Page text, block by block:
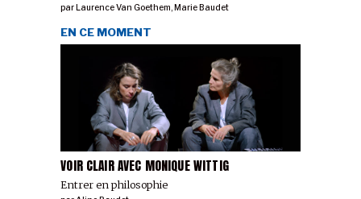
par Laurence Van Goethem, Marie Baudet
VOIR CLAIR AVEC MONIQUE WITTIG
Entrer en philosophie
EN CE MOMENT